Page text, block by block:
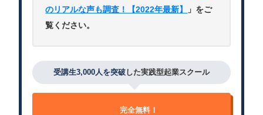
のリアルな声も調査！【2022年最新】
」をご
覧ください。
受講生3,000人を突破 した実践型起業スクール
完全無料！